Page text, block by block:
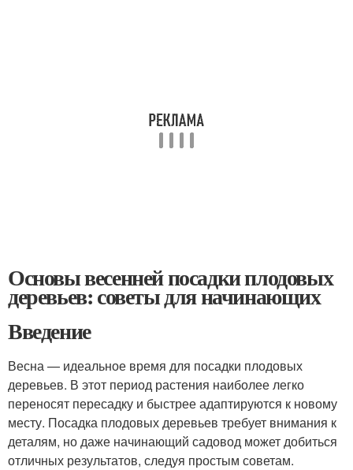
Основы весенней посадки плодовых
деревьев: советы для начинающих
Введение
Весна — идеальное время для посадки плодовых
деревьев. В этот период растения наиболее легко
переносят пересадку и быстрее адаптируются к новому
месту. Посадка плодовых деревьев требует внимания к
деталям, но даже начинающий садовод может добиться
отличных результатов, следуя простым советам.